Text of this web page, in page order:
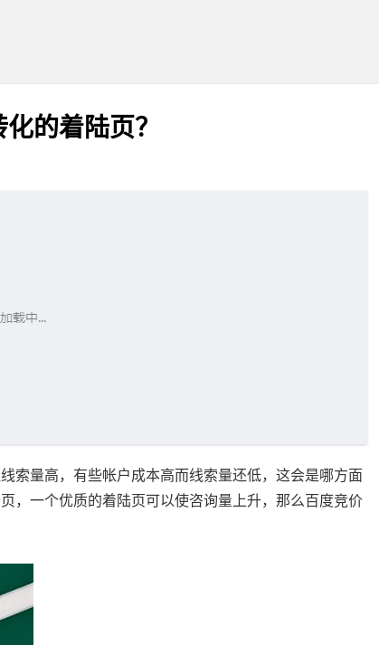
的着陆页？
索量高，有些帐户成本高而线索量还低，这会是哪方面
，一个优质的着陆页可以使咨询量上升，那么百度竞价